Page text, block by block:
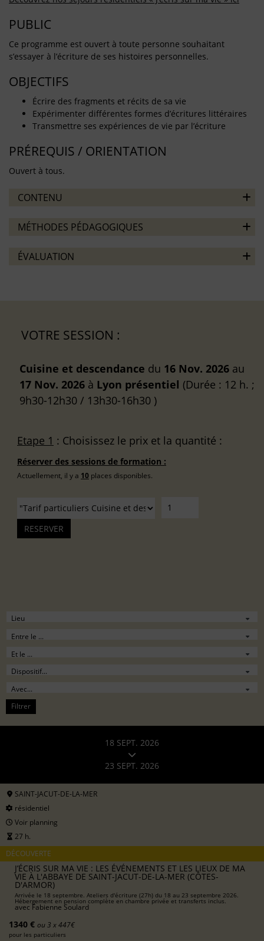
PUBLIC
Ce programme est ouvert à toute personne souhaitant
s’essayer à l’écriture de ses histoires personnelles.
OBJECTIFS
Écrire des fragments et récits de sa vie
Expérimenter différentes formes d’écritures littéraires
Transmettre ses expériences de vie par l’écriture
PRÉREQUIS / ORIENTATION
Ouvert à tous.
CONTENU
MÉTHODES PÉDAGOGIQUES
ÉVALUATION
VOTRE SESSION :
Cuisine et descendance du 16 Nov. 2026 au
17 Nov. 2026 à Lyon présentiel (Durée : 12 h. ;
9h30-12h30 / 13h30-16h30 )
Etape 1 : Choisissez le prix et la quantité :
Réserver des sessions de formation :
Actuellement, il y a 10 places disponibles.
Filtrer
18 SEPT. 2026
23 SEPT. 2026
SAINT-JACUT-DE-LA-MER
résidentiel
Voir planning
27 h.
DÉCOUVERTE
J’ÉCRIS SUR MA VIE : LES ÉVÉNEMENTS ET LES LIEUX DE MA
VIE À L'ABBAYE DE SAINT-JACUT-DE-LA-MER (CÔTES-
D'ARMOR)
Arrivée le 18 septembre. Ateliers d'écriture (27h) du 18 au 23 septembre 2026.
Hébergement en pension complète en chambre privée et transferts inclus.
avec Fabienne Soulard
1340 € ou 3 x 447€
pour les particuliers